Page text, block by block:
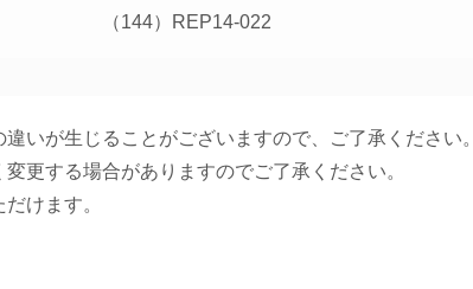
（144）REP14-022
いが生じることがございますので、ご了承ください。
更する場合がありますのでご了承ください。
けます。